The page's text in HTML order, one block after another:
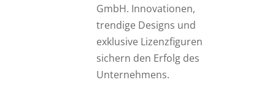
GmbH. Innovationen,
trendige Designs und
exklusive Lizenzfiguren
sichern den Erfolg des
Unternehmens.